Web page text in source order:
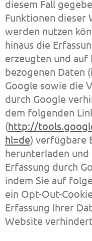
diesem Fall
Funktionen dieser
werden nutzen
hinaus die
erzeugten und
bezogenen Daten
Google sowie die
durch Google
dem folgenden
(http://
hl=de) verfügbare
herunterladen und
Erfassung durch
indem Sie auf
ein Opt-Out-
Erfassung Ihrer
Website